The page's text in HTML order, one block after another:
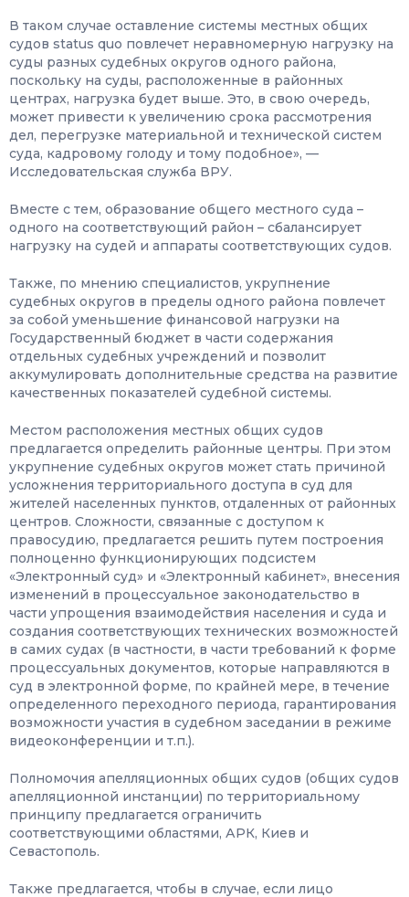
В таком случае оставление системы местных общих
судов status quo повлечет неравномерную нагрузку на
суды разных судебных округов одного района,
поскольку на суды, расположенные в районных
центрах, нагрузка будет выше. Это, в свою очередь,
может привести к увеличению срока рассмотрения
дел, перегрузке материальной и технической систем
суда, кадровому голоду и тому подобное», —
Исследовательская служба ВРУ.
Вместе с тем, образование общего местного суда –
одного на соответствующий район – сбалансирует
нагрузку на судей и аппараты соответствующих судов.
Также, по мнению специалистов, укрупнение
судебных округов в пределы одного района повлечет
за собой уменьшение финансовой нагрузки на
Государственный бюджет в части содержания
отдельных судебных учреждений и позволит
аккумулировать дополнительные средства на развитие
качественных показателей судебной системы.
Местом расположения местных общих судов
предлагается определить районные центры. При этом
укрупнение судебных округов может стать причиной
усложнения территориального доступа в суд для
жителей населенных пунктов, отдаленных от районных
центров. Сложности, связанные с доступом к
правосудию, предлагается решить путем построения
полноценно функционирующих подсистем
«Электронный суд» и «Электронный кабинет», внесения
изменений в процессуальное законодательство в
части упрощения взаимодействия населения и суда и
создания соответствующих технических возможностей
в самих судах (в частности, в части требований к форме
процессуальных документов, которые направляются в
суд в электронной форме, по крайней мере, в течение
определенного переходного периода, гарантирования
возможности участия в судебном заседании в режиме
видеоконференции и т.п.).
Полномочия апелляционных общих судов (общих судов
апелляционной инстанции) по территориальному
принципу предлагается ограничить
соответствующими областями, АРК, Киев и
Севастополь.
Также предлагается, чтобы в случае, если лицо